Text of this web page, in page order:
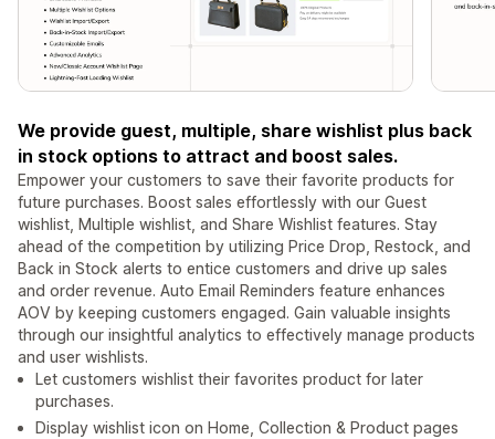
We provide guest, multiple, share wishlist plus back
in stock options to attract and boost sales.
Empower your customers to save their favorite products for
future purchases. Boost sales effortlessly with our Guest
wishlist, Multiple wishlist, and Share Wishlist features. Stay
ahead of the competition by utilizing Price Drop, Restock, and
Back in Stock alerts to entice customers and drive up sales
and order revenue. Auto Email Reminders feature enhances
AOV by keeping customers engaged. Gain valuable insights
through our insightful analytics to effectively manage products
and user wishlists.
Let customers wishlist their favorites product for later
purchases.
Display wishlist icon on Home, Collection & Product pages